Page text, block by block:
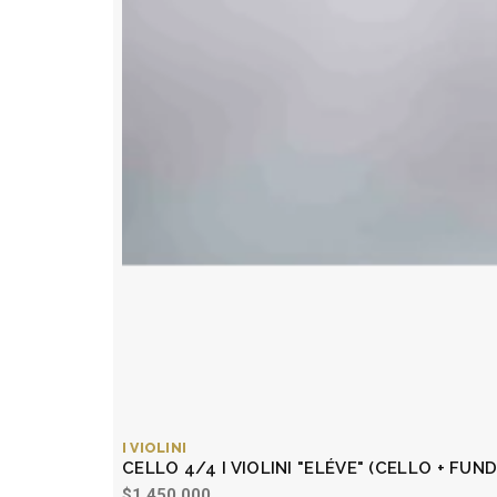
I VIOLINI
CELLO 4/4 I VIOLINI "ELÉVE" (CELLO +